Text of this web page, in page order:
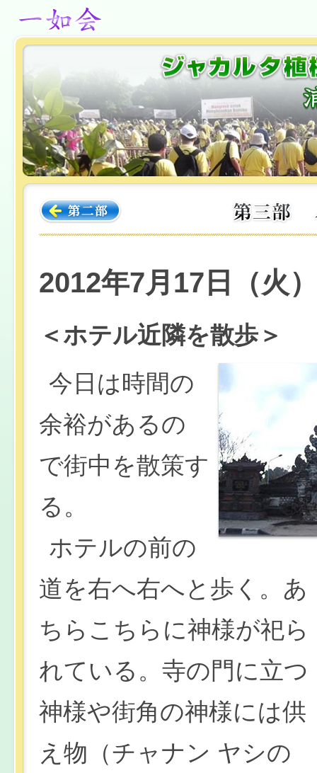
2012年7月17日（火
＜ホテル近隣を散歩＞
今日は時間の
余裕があるの
で街中を散策す
る。
ホテルの前の
道を右へ右へと歩く。あ
ちらこちらに神様が祀ら
れている。寺の門に立つ
神様や街角の神様には供
え物（チャナン ヤシの